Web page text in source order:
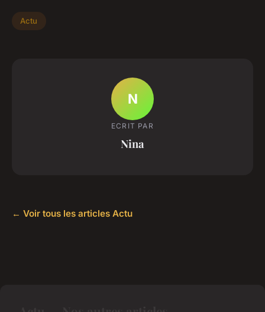
Actu
N
ECRIT PAR
Nina
← Voir tous les articles Actu